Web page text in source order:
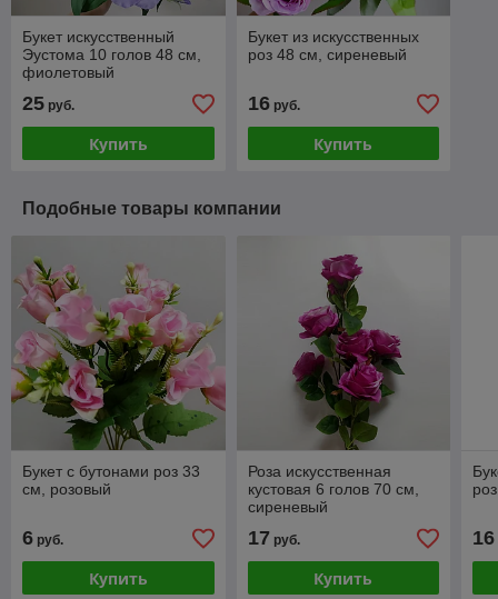
Букет искусственный
Эустома 10 голов 48 см,
фиолетовый
25 руб.
Купить
Букет из искусственных
роз 48 см, сиреневый
16руб.
Купить
Подобные товары компании
Букет с бутонами роз 33
см, розовый
6 руб.
Купить
Роза искусственная
кустовая 6 голов 70 см,
сиреневый
17 руб.
Купить
16